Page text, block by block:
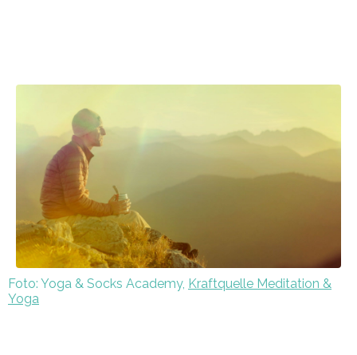
Foto: Yoga & Socks Academy, Kraftquelle Meditation &
Yoga